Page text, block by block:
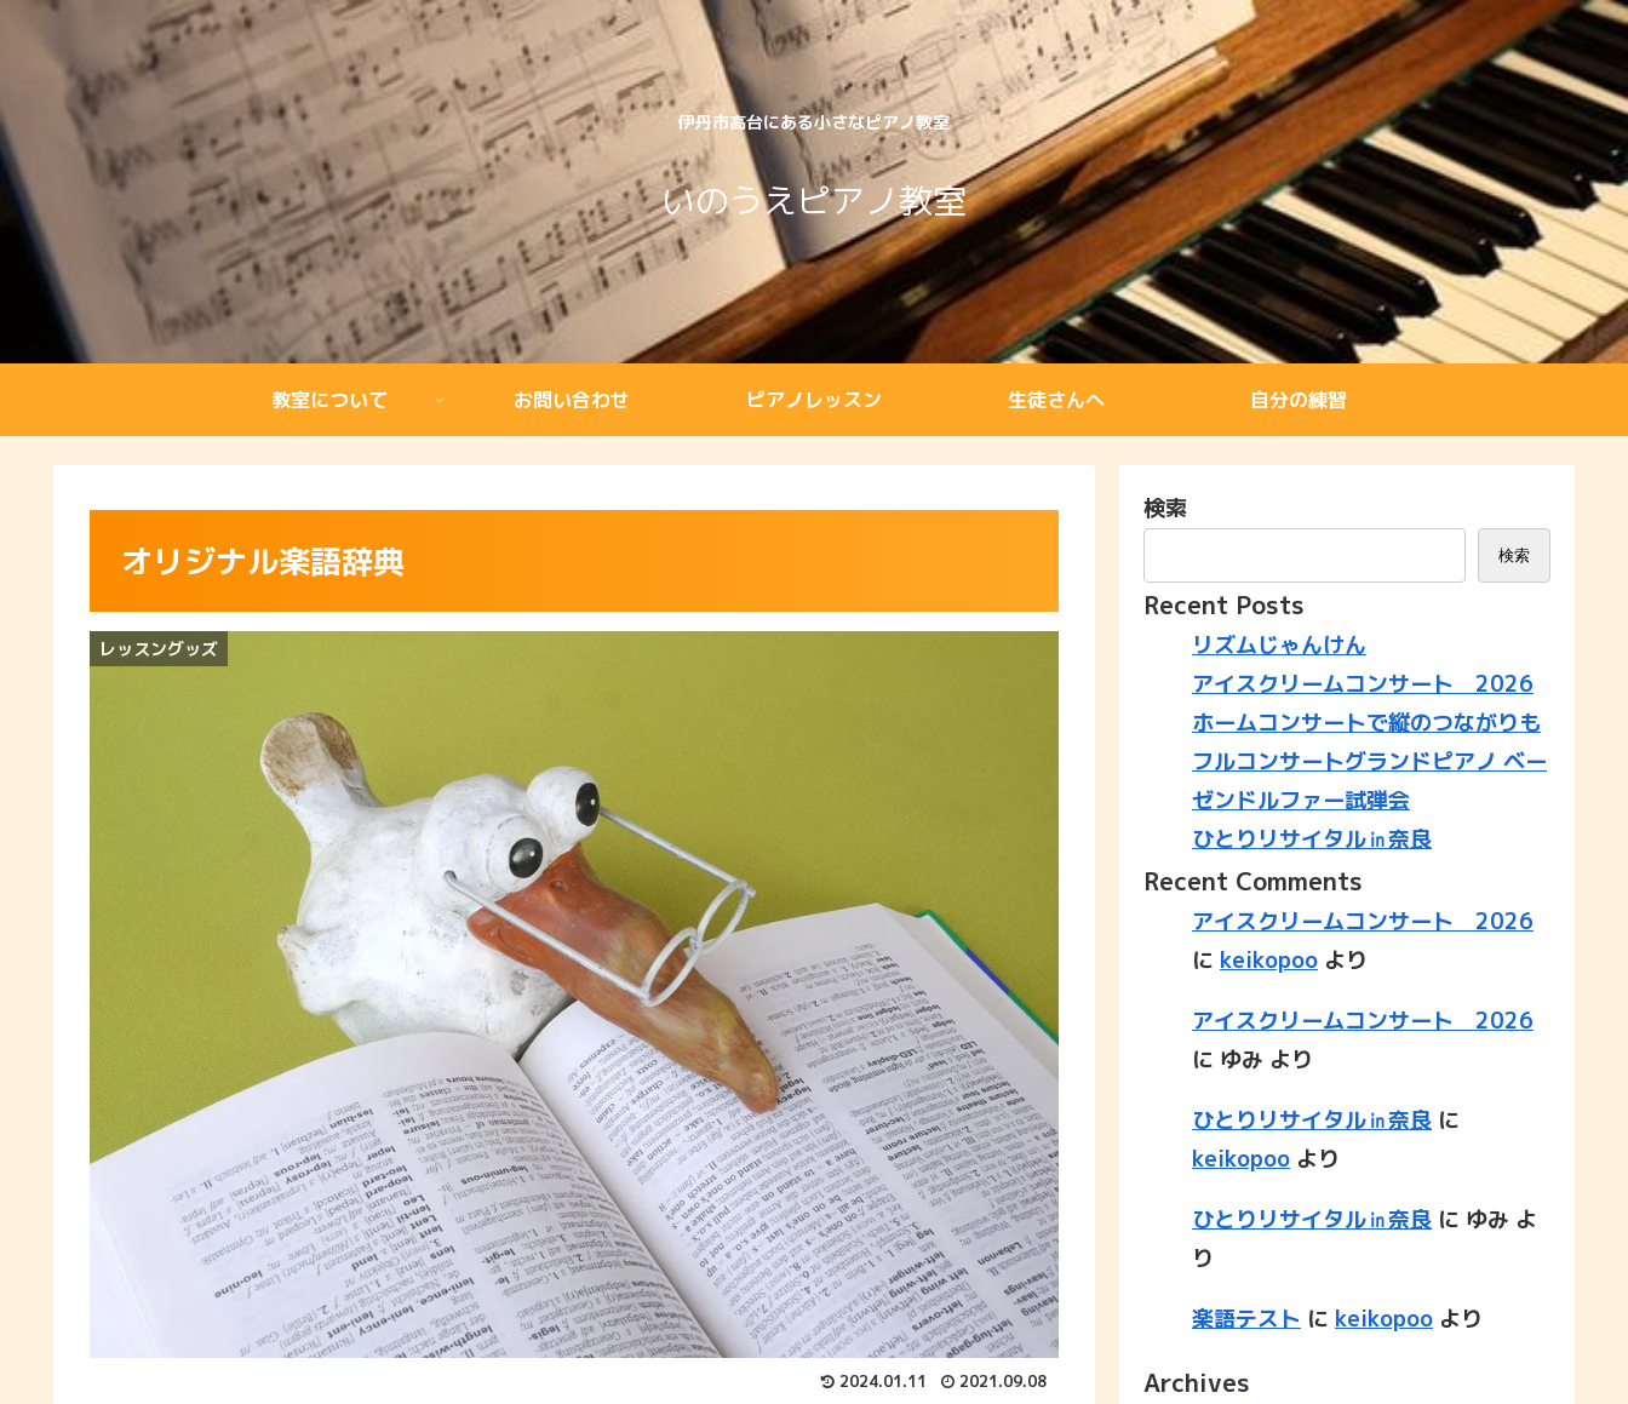
伊丹市高台にある小さなピアノ教室
いのうえピアノ教室
教室について お問い合わせ ピアノレッスン 生徒さんへ 自分の練習
オリジナル楽語辞典
レッスングッズ
2024.01.11 2021.09.08
検索
検索
Recent Posts
リズムじゃんけん
アイスクリームコンサート 2026
ホームコンサートで縦のつながりも
フルコンサートグランドピアノ ベー
ゼンドルファー試弾会
ひとりリサイタル㏌奈良
Recent Comments
アイスクリームコンサート 2026
に keikopoo より
アイスクリームコンサート 2026
に ゆみ より
ひとりリサイタル㏌奈良 に
keikopoo より
ひとりリサイタル㏌奈良 に ゆみ よ
り
楽語テスト に keikopoo より
Archives